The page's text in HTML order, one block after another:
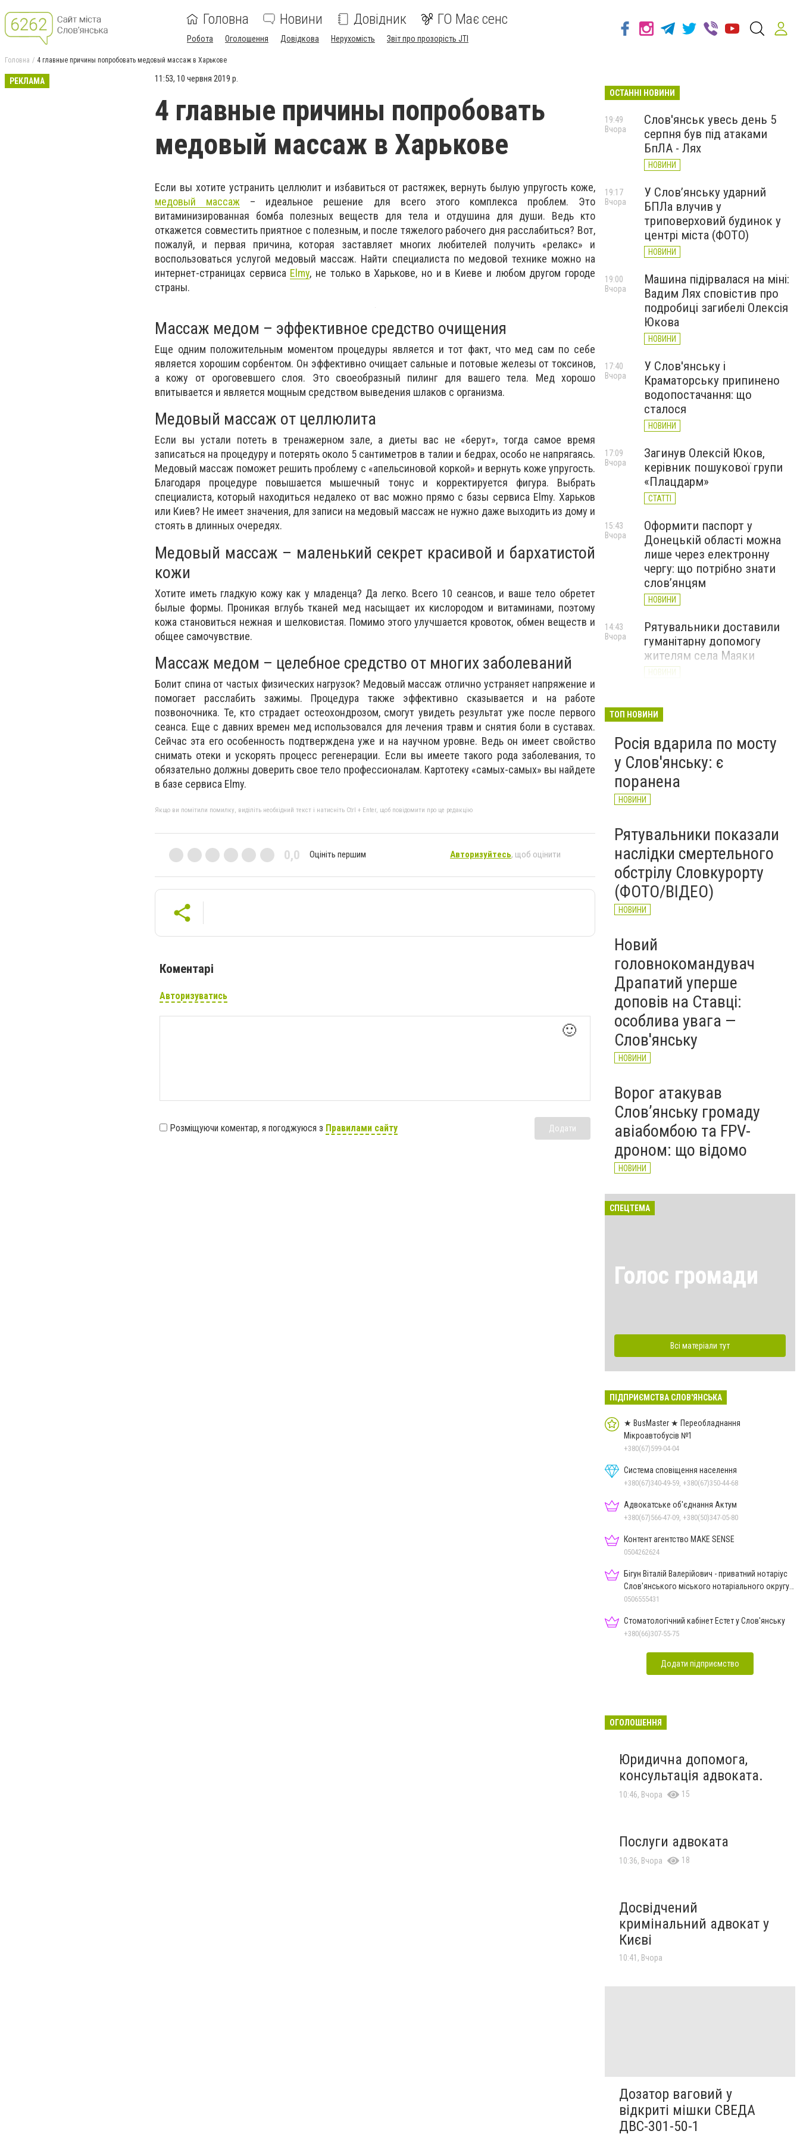
Головна Новини Довідник ГО Має сенс
Робота Оголошення Довідкова Нерухомість Звіт про прозорість JTI
Головна 4 главные причины попробовать медовый массаж в Харькове
РЕКЛАМА 11:53, 10 червня 2019 р.
4 главные причины попробовать
медовый массаж в Харькове
Если вы хотите устранить целлюлит и избавиться от растяжек, вернуть былую упругость коже,
медовый массаж – идеальное решение для всего этого комплекса проблем. Это
витаминизированная бомба полезных веществ для тела и отдушина для души. Ведь кто
откажется совместить приятное с полезным, и после тяжелого рабочего дня расслабиться? Вот,
пожалуй, и первая причина, которая заставляет многих любителей получить «релакс» и
воспользоваться услугой медовый массаж. Найти специалиста по медовой технике можно на
интернет-страницах сервиса Elmy, не только в Харькове, но и в Киеве и любом другом городе
страны.
Массаж медом – эффективное средство очищения
Еще одним положительным моментом процедуры является и тот факт, что мед сам по себе
является хорошим сорбентом. Он эффективно очищает сальные и потовые железы от токсинов,
а кожу от ороговевшего слоя. Это своеобразный пилинг для вашего тела. Мед хорошо
впитывается и является мощным средством выведения шлаков с организма.
Медовый массаж от целлюлита
Если вы устали потеть в тренажерном зале, а диеты вас не «берут», тогда самое время
записаться на процедуру и потерять около 5 сантиметров в талии и бедрах, особо не напрягаясь.
Медовый массаж поможет решить проблему с «апельсиновой коркой» и вернуть коже упругость.
Благодаря процедуре повышается мышечный тонус и корректируется фигура. Выбрать
специалиста, который находиться недалеко от вас можно прямо с базы сервиса Elmy. Харьков
или Киев? Не имеет значения, для записи на медовый массаж не нужно даже выходить из дому и
стоять в длинных очередях.
Медовый массаж – маленький секрет красивой и бархатистой
кожи
Хотите иметь гладкую кожу как у младенца? Да легко. Всего 10 сеансов, и ваше тело обретет
былые формы. Проникая вглубь тканей мед насыщает их кислородом и витаминами, поэтому
кожа становиться нежная и шелковистая. Помимо этого улучшается кровоток, обмен веществ и
общее самочувствие.
Массаж медом – целебное средство от многих заболеваний
Болит спина от частых физических нагрузок? Медовый массаж отлично устраняет напряжение и
помогает расслабить зажимы. Процедура также эффективно сказывается и на работе
позвоночника. Те, кто страдает остеохондрозом, смогут увидеть результат уже после первого
сеанса. Еще с давних времен мед использовался для лечения травм и снятия боли в суставах.
Сейчас эта его особенность подтверждена уже и на научном уровне. Ведь он имеет свойство
снимать отеки и ускорять процесс регенерации. Если вы имеете такого рода заболевания, то
обязательно должны доверить свое тело профессионалам. Картотеку «самых-самых» вы найдете
в базе сервиса Elmy.
Якщо ви помітили помилку, виділіть необхідний текст і натисніть Ctrl + Enter, щоб повідомити про це редакцію
0,0 Оцініть першим Авторизуйтесь, щоб оцінити
Коментарі
Авторизуватись
🙂
Розміщуючи коментар, я погоджуюся з Правилами сайту Додати
ОСТАННІ НОВИНИ
Слов'янськ увесь день 5
серпня був під атаками
БпЛА - Лях
НОВИНИ
19:49
Вчора
У Слов’янську ударний
БПЛа влучив у
триповерховий будинок у
центрі міста (ФОТО)
НОВИНИ
19:17
Вчора
Машина підірвалася на міні:
Вадим Лях сповістив про
подробиці загибелі Олексія
Юкова
НОВИНИ
19:00
Вчора
У Слов'янську і
Краматорську припинено
водопостачання: що
сталося
НОВИНИ
17:40
Вчора
Загинув Олексій Юков,
керівник пошукової групи
«Плацдарм»
СТАТТІ
17:09
Вчора
Оформити паспорт у
Донецькій області можна
лише через електронну
чергу: що потрібно знати
слов’янцям
НОВИНИ
15:43
Вчора
Рятувальники доставили
гуманітарну допомогу
жителям села Маяки
НОВИНИ
14:43
Вчора
онлайн-акція до Дня молоді
Вчора
ТОП НОВИНИ
Росія вдарила по мосту
у Слов'янську: є
поранена
НОВИНИ
Рятувальники показали
наслідки смертельного
обстрілу Словкурорту
(ФОТО/ВІДЕО)
НОВИНИ
Новий
головнокомандувач
Драпатий уперше
доповів на Ставці:
особлива увага —
Слов'янську
НОВИНИ
Ворог атакував
Слов’янську громаду
авіабомбою та FPV-
дроном: що відомо
НОВИНИ
СПЕЦТЕМА
Голос громади
Всі матеріали тут
ПІДПРИЄМСТВА СЛОВ'ЯНСЬКА
★ BusMaster ★ Переобладнання
Мікроавтобусів №1
+380(67)599-04-04
Система сповіщення населення
+380(67)340-49-59, +380(67)350-44-68
Адвокатське об'єднання Актум
+380(67)566-47-09, +380(50)347-05-80
Контент агентство MAKE SENSE
0504262624
Бігун Віталій Валерійович - приватний нотаріус
Слов'янського міського нотаріального округу
Дон.обл.
0506555431
Стоматологічний кабінет Естет у Слов'янську
+380(66)307-55-75
Додати підприємство
ОГОЛОШЕННЯ
Юридична допомога,
консультація адвоката.
10:46, Вчора 15
Послуги адвоката
10:36, Вчора 18
Досвідчений
кримінальний адвокат у
Києві
10:41, Вчора
Дозатор ваговий у
відкриті мішки СВЕДА
ДВС-301-50-1